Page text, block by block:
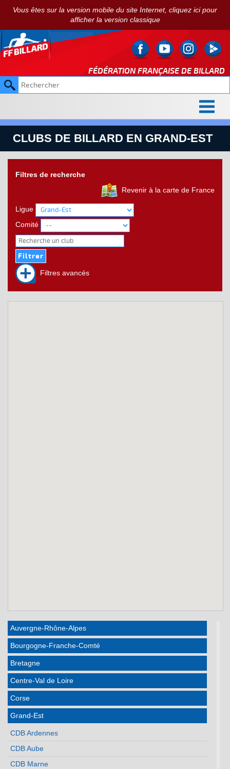
Vous êtes sur la version mobile du site Internet, cliquez ici pour
afficher la version classique
FÉDÉRATION FRANÇAISE DE BILLARD
CLUBS DE BILLARD EN GRAND-EST
Filtres de recherche
Revenir à la carte de France
Ligue
Comité
Filtres avancés
Auvergne-Rhône-Alpes
Bourgogne-Franche-Comté
Bretagne
Centre-Val de Loire
Corse
Grand-Est
CDB Ardennes
CDB Aube
CDB Marne